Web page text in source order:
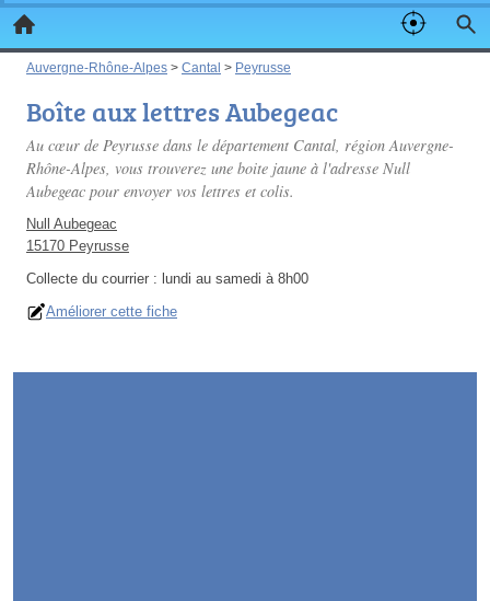
Auvergne-Rhône-Alpes > Cantal > Peyrusse
Boîte aux lettres Aubegeac
Au cœur de Peyrusse dans le département Cantal, région Auvergne-
Rhône-Alpes, vous trouverez une boite jaune à l'adresse Null
Aubegeac pour envoyer vos lettres et colis.
Null Aubegeac
15170 Peyrusse
Collecte du courrier : lundi au samedi à 8h00
Améliorer cette fiche